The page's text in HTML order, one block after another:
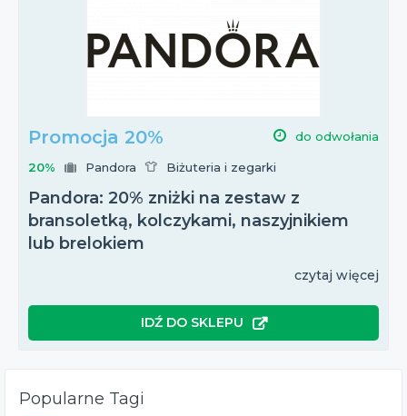
Promocja 20% do odwołania
20% Pandora Biżuteria i zegarki
Pandora: 20% zniżki na zestaw z
bransoletką, kolczykami, naszyjnikiem
lub brelokiem
czytaj więcej
IDŹ DO SKLEPU
Popularne Tagi